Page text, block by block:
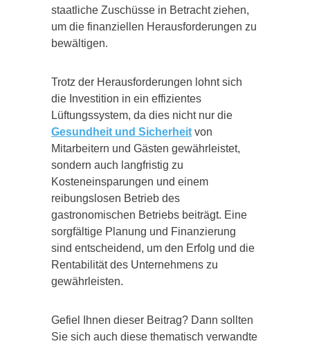
staatliche Zuschüsse in Betracht ziehen,
um die finanziellen Herausforderungen zu
bewältigen.
Trotz der Herausforderungen lohnt sich
die Investition in ein effizientes
Lüftungssystem, da dies nicht nur die
Gesundheit und Sicherheit von
Mitarbeitern und Gästen gewährleistet,
sondern auch langfristig zu
Kosteneinsparungen und einem
reibungslosen Betrieb des
gastronomischen Betriebs beiträgt. Eine
sorgfältige Planung und Finanzierung
sind entscheidend, um den Erfolg und die
Rentabilität des Unternehmens zu
gewährleisten.
Gefiel Ihnen dieser Beitrag? Dann sollten
Sie sich auch diese thematisch verwandte